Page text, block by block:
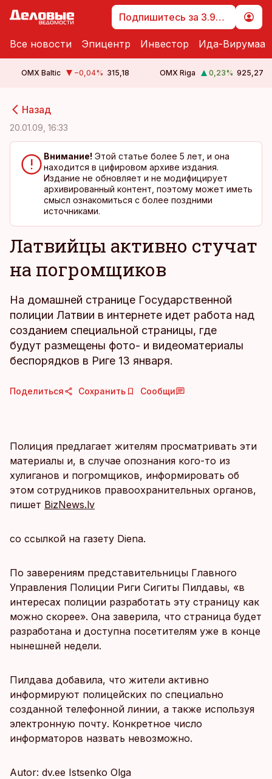
Подпишитесь за 3.99 €
Все новости Эпицентр Инвестор Ида-Вирумаа
OMX Baltic −0,04% 315,18 OMX Riga 0,23% 925,27
Назад
20.01.09, 16:33
Внимание! Этой статье более 5 лет, и она
находится в цифировом архиве издания.
Издание не обновляет и не модифицирует
архивированный контент, поэтому может иметь
смысл ознакомиться с более поздними
источниками.
Латвийцы активно стучат
на погромщиков
На домашней странице Государственной
полиции Латвии в интернете идет работа над
созданием специальной страницы, где
будут размещены фото- и видеоматериалы
беспорядков в Риге 13 января.
Поделиться Сохранить Сообщи
Полиция предлагает жителям просматривать эти
материалы и, в случае опознания кого-то из
хулиганов и погромщиков, информировать об
этом сотрудников правоохранительных органов,
пишет BizNews.lv
со ссылкой на газету Diena.
По заверениям представительницы Главного
Управления Полиции Риги Сигиты Пилдавы, «в
интересах полиции разработать эту страницу как
можно скорее». Она заверила, что страница будет
разработана и доступна посетителям уже в конце
нынешней недели.
Пилдава добавила, что жители активно
информируют полицейских по специально
созданной телефонной линии, а также используя
электронную почту. Конкретное число
информаторов назвать невозможно.
Autor: dv.ee Istsenko Olga